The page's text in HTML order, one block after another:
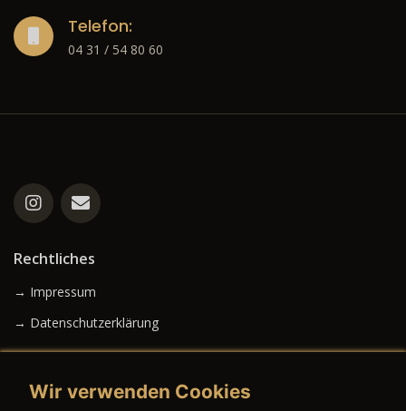
Telefon:
04 31 / 54 80 60
Rechtliches
→ Impressum
→ Datenschutzerklärung
Wir verwenden Cookies